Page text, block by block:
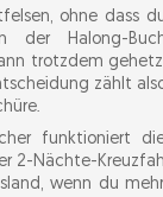
Chau
auf einer Lan-
Ba Trai
ohne dass
der Halong-
trotzdem
zählt
funktioniert
2-Nächte-
wenn du